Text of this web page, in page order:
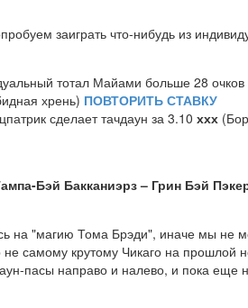
заиграть что-нибудь из
тотал Майами больше 28 очков
хрень) ПОВТОРИТЬ СТАВКУ
сделает тачдаун за 3.10 ххх
Бэй Бакканиэрз– Грин Бэй
на "магию Тома Брэди", иначе мы
самому крутому Чикаго на прошлой
пасы направо и налево, и пока еще